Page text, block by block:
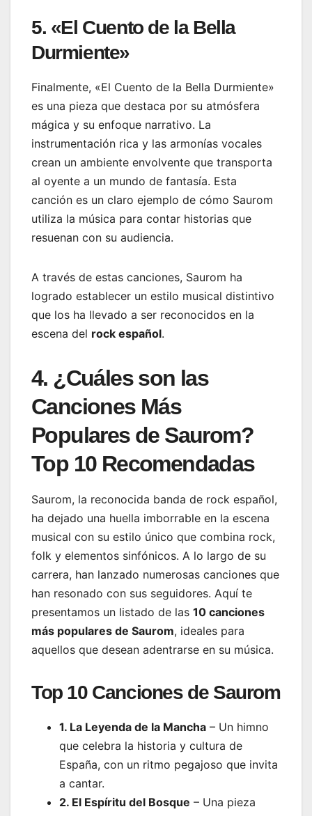
5. «El Cuento de la Bella
Durmiente»
Finalmente, «El Cuento de la Bella Durmiente»
es una pieza que destaca por su atmósfera
mágica y su enfoque narrativo. La
instrumentación rica y las armonías vocales
crean un ambiente envolvente que transporta
al oyente a un mundo de fantasía. Esta
canción es un claro ejemplo de cómo Saurom
utiliza la música para contar historias que
resuenan con su audiencia.
A través de estas canciones, Saurom ha
logrado establecer un estilo musical distintivo
que los ha llevado a ser reconocidos en la
escena del rock español.
4. ¿Cuáles son las
Canciones Más
Populares de Saurom?
Top 10 Recomendadas
Saurom, la reconocida banda de rock español,
ha dejado una huella imborrable en la escena
musical con su estilo único que combina rock,
folk y elementos sinfónicos. A lo largo de su
carrera, han lanzado numerosas canciones que
han resonado con sus seguidores. Aquí te
presentamos un listado de las 10 canciones
más populares de Saurom, ideales para
aquellos que desean adentrarse en su música.
Top 10 Canciones de Saurom
1. La Leyenda de la Mancha – Un himno
que celebra la historia y cultura de
España, con un ritmo pegajoso que invita
a cantar.
2. El Espíritu del Bosque – Una pieza